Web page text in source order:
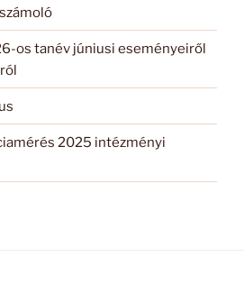
os tanév júniusi eseményeiről
2025 intézményi